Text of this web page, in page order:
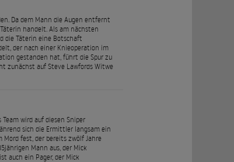
Da dem Mann die Augen entfernt
handelt. Als am nächsten
die Täterin eine Botschaft
der nach einer Knieoperation im
gestanden hat, führt die Spur zu
zunächst auf Steve Lawfords Witwe
wird auf diesen Sniper
sich die Ermittler langsam ein
fest, der bereits zwölf Jahre
Mann aus, der Mick
auch ein Pager, der Mick